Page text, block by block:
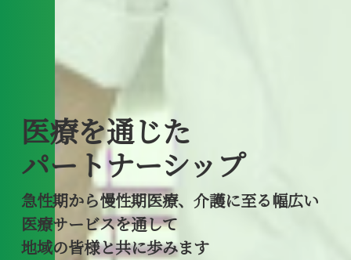
医療を通じた
パートナーシップ
急性期から慢性期医療、 介護に至る幅広い
医療サービスを通して
地域の皆様と共に歩みます